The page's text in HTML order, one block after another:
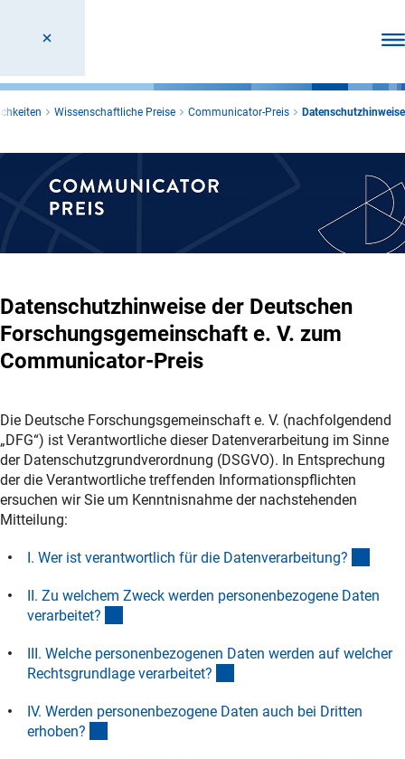
Wissenschaftliche Preise Communicator-Preis Datenschutzhinweise
Datenschutzhinweise der Deutschen
Forschungsgemeinschaft e. V. zum
Communicator-Preis
Die Deutsche Forschungsgemeinschaft e. V. (nachfolgendend
„DFG“) ist Verantwortliche dieser Datenverarbeitung im Sinne
der Datenschutzgrundverordnung (DSGVO). In Entsprechung
der die Verantwortliche treffenden Informationspflichten
ersuchen wir Sie um Kenntnisnahme der nachstehenden
Mitteilung:
I. Wer ist verantwortlich für die Datenverarbeitung?
II. Zu welchem Zweck werden personenbezogene Daten
verarbeitet?
III. Welche personenbezogenen Daten werden auf welcher
Rechtsgrundlage verarbeitet?
IV. Werden personenbezogene Daten auch bei Dritten
erhoben?